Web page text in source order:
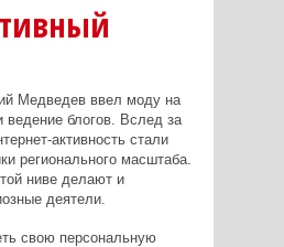
Медведев ввел моду на
блогов. Вслед за
активность стали
регионального масштаба.
ниве делают и
деятели.
свою персональную